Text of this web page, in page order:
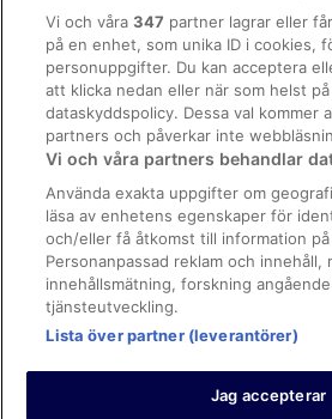
Hotell i San Pedro de Alcantara
3-Stjärniga hotell i Fuengirola
3-Stjärniga hotell i Marbella
3-Stjärniga hotell i San Pedro de
Hotell i Urbanización Marbessa
Regler och villkor för Vrbo
Tillgänglighetsanpassning
Juridisk information/Kontakta oss
Riktlinjer för innehåll och anmäla innehåll
Hjälp
Kontakta oss
Avboka eller ändra din bokning
Boka ett flyg med flygbolagskredit
Återbetalningsprocess och tidslinjer
Vi och våra347 partner lagrar eller
på en enhet, som unika ID i cookies,
personuppgifter. Du kan acceptera
att klicka nedan eller när som helst
dataskyddspolicy. Dessa val kommer
partners och påverkar inte
Vi och våra partners behandlar
Använda exakta uppgifter om
läsa av enhetens egenskaper för
och/eller få åtkomst till information
Personanpassad reklam och innehåll,
innehållsmätning, forskning
tjänsteutveckling.
Lista över partner (leverantörer)
Jag accepterar